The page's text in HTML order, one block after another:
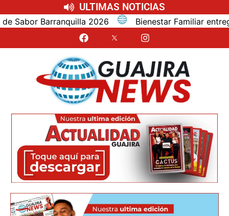
ULTIMAS NOTICIAS
Barranquilla 2026 Bienestar Familiar entrega